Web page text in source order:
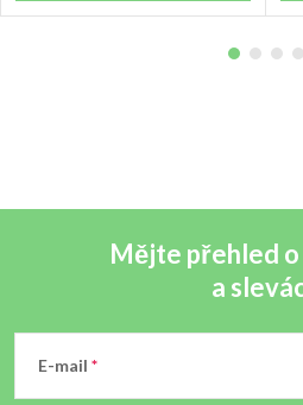
Mějte přehled
a
E-mail